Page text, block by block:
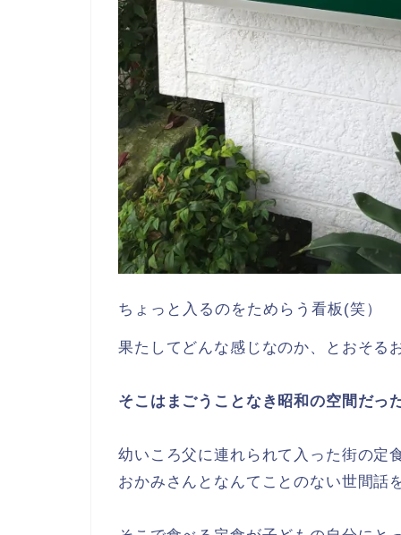
ちょっと入るのをためらう看板(笑）
果たしてどんな感じなのか、とおそる
そこはまごうことなき昭和の空間だっ
幼いころ父に連れられて入った街の定
おかみさんとなんてことのない世間話